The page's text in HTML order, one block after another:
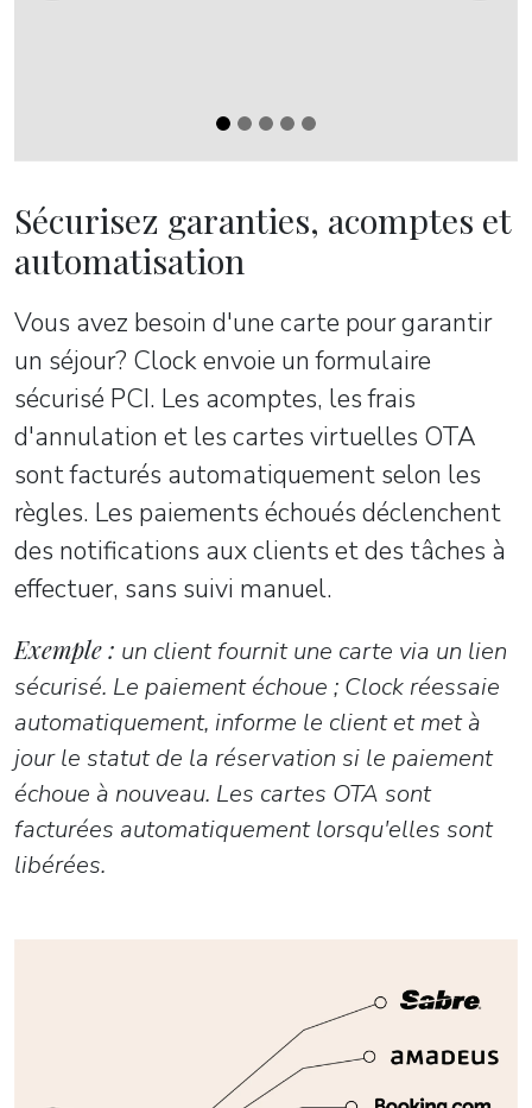
Sécurisez garanties, acomptes et
automatisation
Vous avez besoin d'une carte pour garantir
un séjour? Clock envoie un formulaire
sécurisé PCI. Les acomptes, les frais
d'annulation et les cartes virtuelles OTA
sont facturés automatiquement selon les
règles. Les paiements échoués déclenchent
des notifications aux clients et des tâches à
effectuer, sans suivi manuel.
Exemple : un client fournit une carte via un lien
sécurisé. Le paiement échoue ; Clock réessaie
automatiquement, informe le client et met à
jour le statut de la réservation si le paiement
échoue à nouveau. Les cartes OTA sont
facturées automatiquement lorsqu'elles sont
libérées.